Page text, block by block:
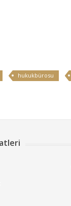
hukukbürosu